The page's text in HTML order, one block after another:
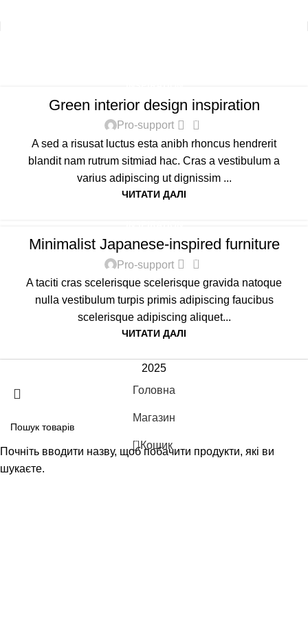
Green interior design inspiration
Pro-support 0
A sed a risusat luctus esta anibh rhoncus hendrerit
blandit nam rutrum sitmiad hac. Cras a vestibulum a
varius adipiscing ut dignissim ...
ЧИТАТИ ДАЛІ
Minimalist Japanese-inspired furniture
Pro-support 0
A taciti cras scelerisque scelerisque gravida natoque
nulla vestibulum turpis primis adipiscing faucibus
scelerisque adipiscing aliquet...
ЧИТАТИ ДАЛІ
2025
Почніть вводити назву, щоб побачити продукти, які ви
шукаєте.
Головна
Магазин
0 Кошик